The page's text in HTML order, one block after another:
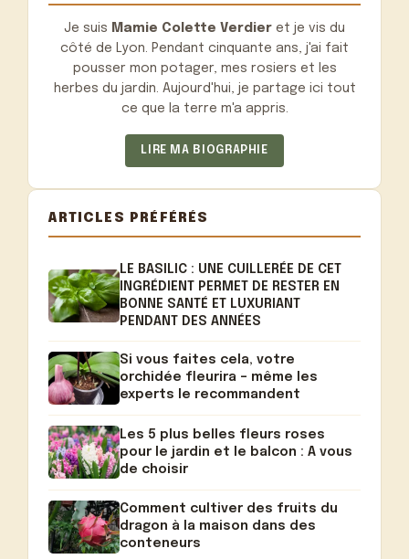
Je suis Mamie Colette Verdier et je vis du
côté de Lyon. Pendant cinquante ans, j'ai fait
pousser mon potager, mes rosiers et les
herbes du jardin. Aujourd'hui, je partage ici tout
ce que la terre m'a appris.
LIRE MA BIOGRAPHIE
ARTICLES PRÉFÉRÉS
LE BASILIC : UNE CUILLERÉE DE CET
INGRÉDIENT PERMET DE RESTER EN
BONNE SANTÉ ET LUXURIANT
PENDANT DES ANNÉES
Si vous faites cela, votre
orchidée fleurira – même les
experts le recommandent
Les 5 plus belles fleurs roses
pour le jardin et le balcon : A vous
de choisir
Comment cultiver des fruits du
dragon à la maison dans des
conteneurs